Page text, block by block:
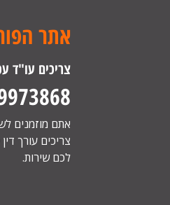
אתר
צריכים עו"ד
אתם מוזמנים
צריכים עורך
לכם שירות.